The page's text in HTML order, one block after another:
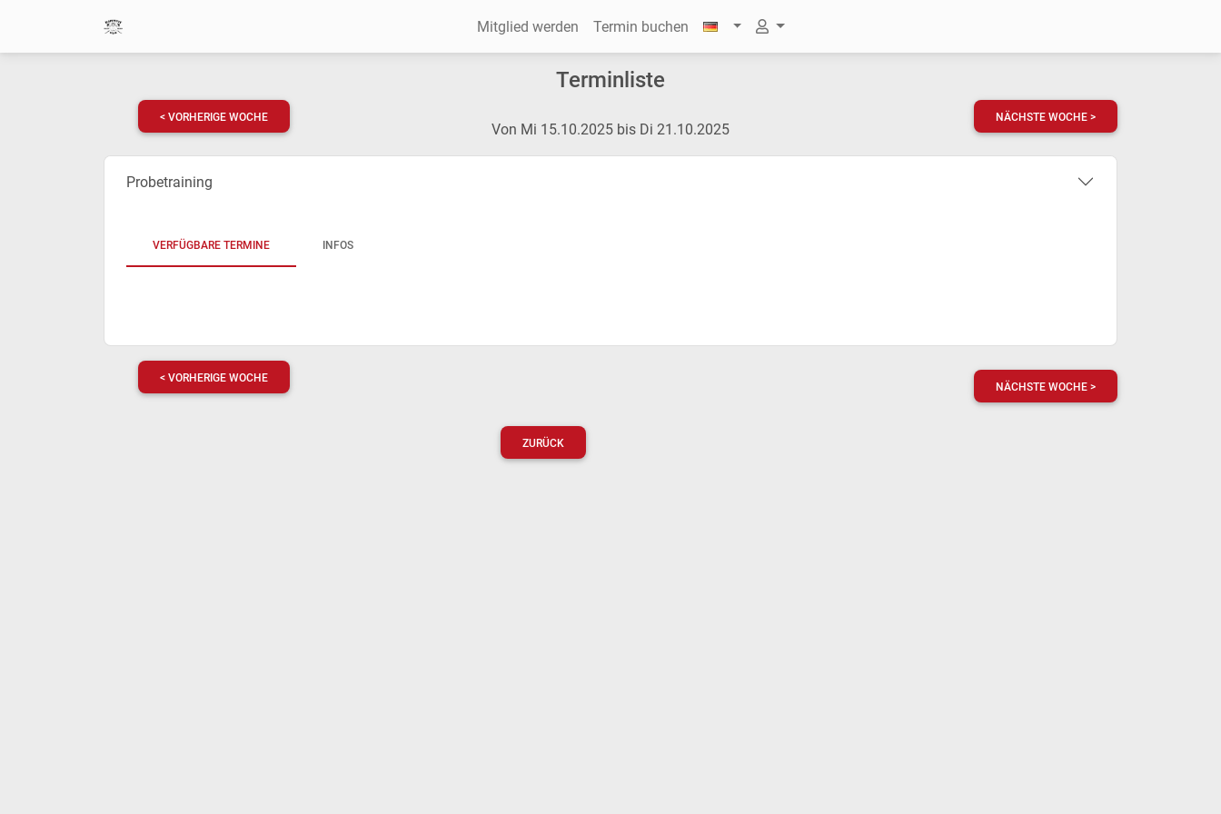
Mitglied werden Termin buchen
Terminliste
< VORHERIGE WOCHE
Von Mi 15.10.2025 bis Di 21.10.2025
NÄCHSTE WOCHE >
Probetraining
VERFÜGBARE TERMINE INFOS
< VORHERIGE WOCHE
NÄCHSTE WOCHE >
ZURÜCK